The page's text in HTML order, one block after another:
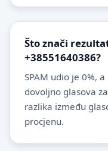
Što znači
+38551640386?
SPAM udio je 0%,
dovoljno glasova
razlika između
procjenu.